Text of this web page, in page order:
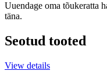
Uuendage oma tõukeratta
täna.
Seotud tooted
View details